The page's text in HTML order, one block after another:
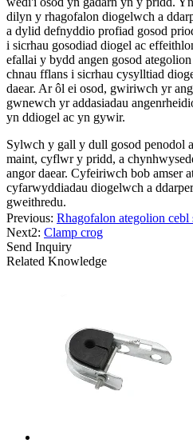
dilyn y rhagofalon diogelwch a
a dylid defnyddio profiad gosod
i sicrhau gosodiad diogel ac
efallai y bydd angen gosod
chnau fflans i sicrhau cysylltiad
daear. Ar ôl ei osod, gwiriwch yr
gwnewch yr addasiadau
yn ddiogel ac yn gywir.
Sylwch y gall y dull gosod penodol
maint, cyflwr y pridd, a
angor daear. Cyfeiriwch bob amser
cyfarwyddiadau diogelwch a
gweithredu.
Previous: Rhagofalon ategolion cebl
Next2: Clamp crog
Send Inquiry
Related Knowledge